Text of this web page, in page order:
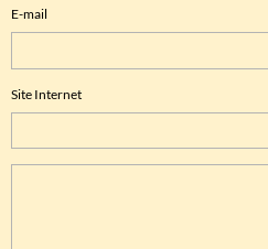
E-mail
Site Internet